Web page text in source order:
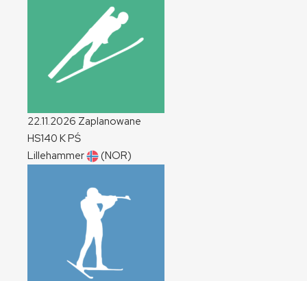
22.11.2026 Zaplanowane
HS140 KPŚ
Lillehammer
(NOR)